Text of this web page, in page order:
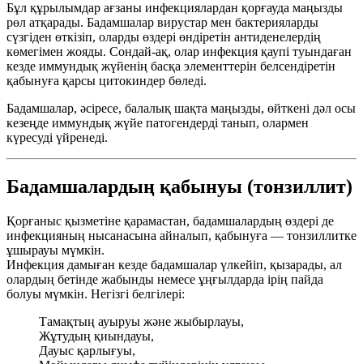
Бұл құрылымдар ағзаны инфекциялардан қорғауда маңызды
рөл атқарады. Бадамшалар вирустар мен бактерияларды
сүзгіден өткізіп, оларды өздері өндіретін антиденелердің
көмегімен жояды. Сондай-ақ, олар инфекция қаупі туындаған
кезде иммундық жүйенің басқа элементтерін белсендіретін
қабынуға қарсы цитокиндер бөледі.
Бадамшалар, әсіресе, балалық шақта маңызды, өйткені дәл осы
кезеңде иммундық жүйе патогендерді танып, олармен
күресуді үйренеді.
Бадамшалардың қабынуы (тонзиллит)
Қорғаныс қызметіне қарамастан, бадамшалардың өздері де
инфекцияның нысанасына айналып, қабынуға — тонзиллитке
ұшырауы мүмкін.
Инфекция дамыған кезде бадамшалар үлкейіп, қызарады, ал
олардың бетінде жабынды немесе ұңғылдарда ірің пайда
болуы мүмкін. Негізгі белгілері:
Тамақтың ауыруы және жыбырлауы,
Жұтудың қиындауы,
Дауыс қарлығуы,